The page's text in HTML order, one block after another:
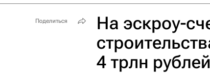
На эскроу-
4 трлн рублей
Поделиться